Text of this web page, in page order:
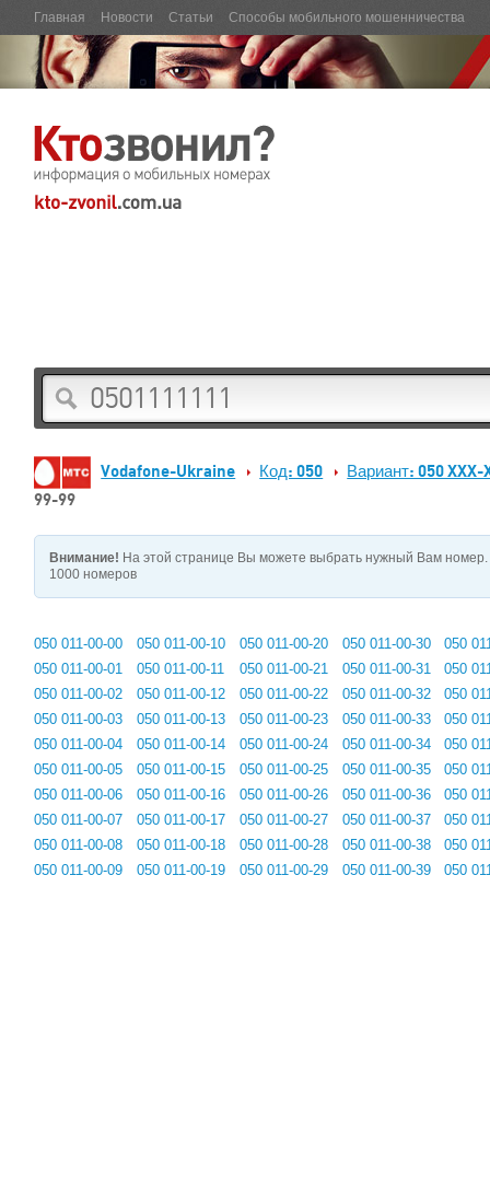
Главная Новости Статьи Способы мобильного мошенничества
Vodafone-Ukraine Код: 050
Вариант: 050 XXX-
99-99
Внимание! На этой странице Вы можете выбрать нужный Вам
1000 номеров
050 011-00-00
050 011-00-01
050 011-00-02
050 011-00-03
050 011-00-04
050 011-00-05
050 011-00-06
050 011-00-07
050 011-00-08
050 011-00-09
050 011-00-10
050 011-00-11
050 011-00-12
050 011-00-13
050 011-00-14
050 011-00-15
050 011-00-16
050 011-00-17
050 011-00-18
050 011-00-19
050 011-00-20
050 011-00-21
050 011-00-22
050 011-00-23
050 011-00-24
050 011-00-25
050 011-00-26
050 011-00-27
050 011-00-28
050 011-00-29
050 011-00-30
050 011-00-31
050 011-00-32
050 011-00-33
050 011-00-34
050 011-00-35
050 011-00-36
050 011-00-37
050 011-00-38
050 011-00-39
050
050
050
050
050
050
050
050
050
050